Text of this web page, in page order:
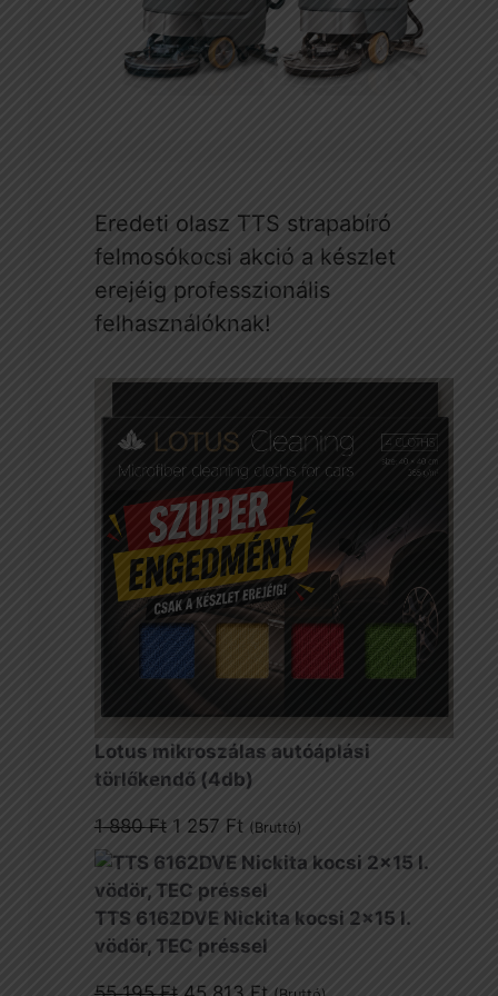
Eredeti olasz TTS strapabíró
felmosókocsi akció a készlet
erejéig professzionális
felhasználóknak!
Lotus mikroszálas autóáplási
törlőkendő (4db)
1 880Ft Original
price
was:
1
880 Ft.
1 257 FtCurrent
price
1
257 Ft.
(Bruttó)
TTS 6162DVE Nickita kocsi 2x15 l.
vödör, TEC préssel
Original
Current